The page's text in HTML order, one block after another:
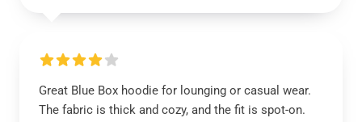
Great Blue Box hoodie for lounging or casual wear.
The fabric is thick and cozy, and the fit is spot-on.